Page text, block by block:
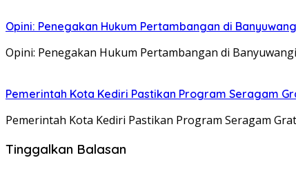
Opini: Penegakan Hukum Pertambangan di
Opini: Penegakan Hukum Pertambangan di
Pemerintah Kota Kediri Pastikan Program Seragam
Pemerintah Kota Kediri Pastikan Program Seragam
Tinggalkan Balasan